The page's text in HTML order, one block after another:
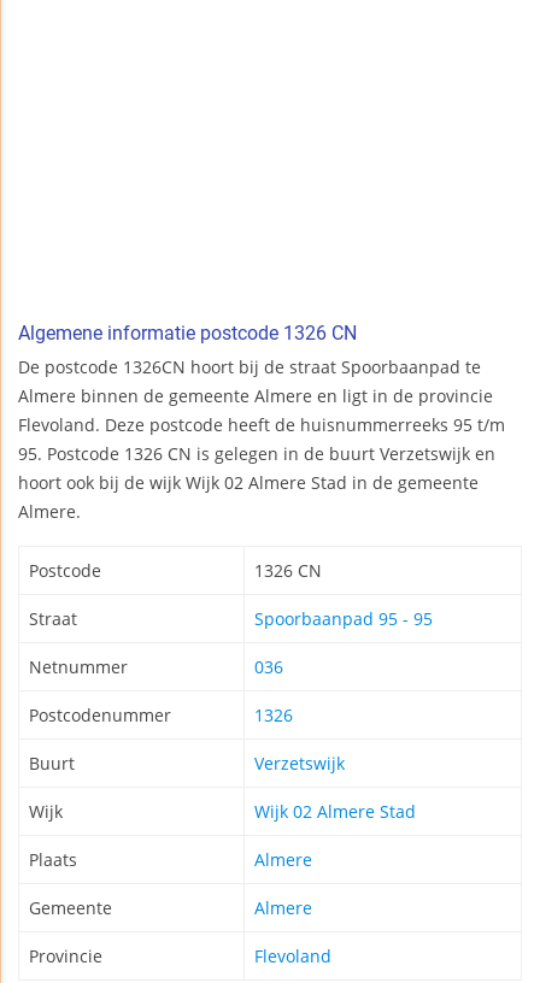
Algemene informatie postcode 1326 CN
De postcode 1326CN hoort bij de straat Spoorbaanpad te
Almere binnen de gemeente Almere en ligt in de provincie
Flevoland. Deze postcode heeft de huisnummerreeks 95 t/m
95. Postcode 1326 CN is gelegen in de buurt Verzetswijk en
hoort ook bij de wijk Wijk 02 Almere Stad in de gemeente
Almere.
Postcode 1326 CN
Straat Spoorbaanpad 95 - 95
Netnummer 036
Postcodenummer 1326
Buurt Verzetswijk
Wijk Wijk 02 Almere Stad
Plaats Almere
Gemeente Almere
Provincie Flevoland